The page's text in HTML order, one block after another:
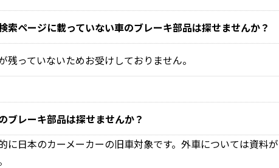
索ページに載っていない車のブレーキ部品は探せませんか？
残っていないためお受けしておりません。
ブレーキ部品は探せませんか？
に日本のカーメーカーの旧車対象です。外車については資料